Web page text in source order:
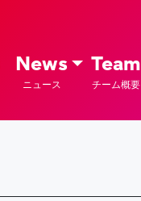
News
ニュース
Team
チーム概要